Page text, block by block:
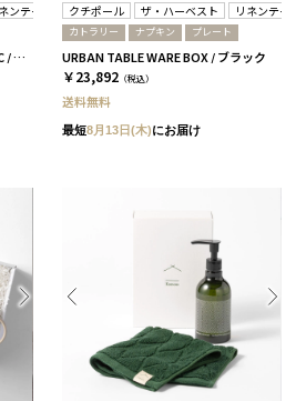
ンテイルズ
URBAN TABLE WARE BOX / BASIC / ブラック＆ホワイトシルバー
クチポール ザ・ハーベスト リネンテイ
カトラリー ナプキン プレート
URBAN TABLE WARE BOX / ブラック
￥23,892 （税込）
送料無料
最短8月13日(木)にお届け